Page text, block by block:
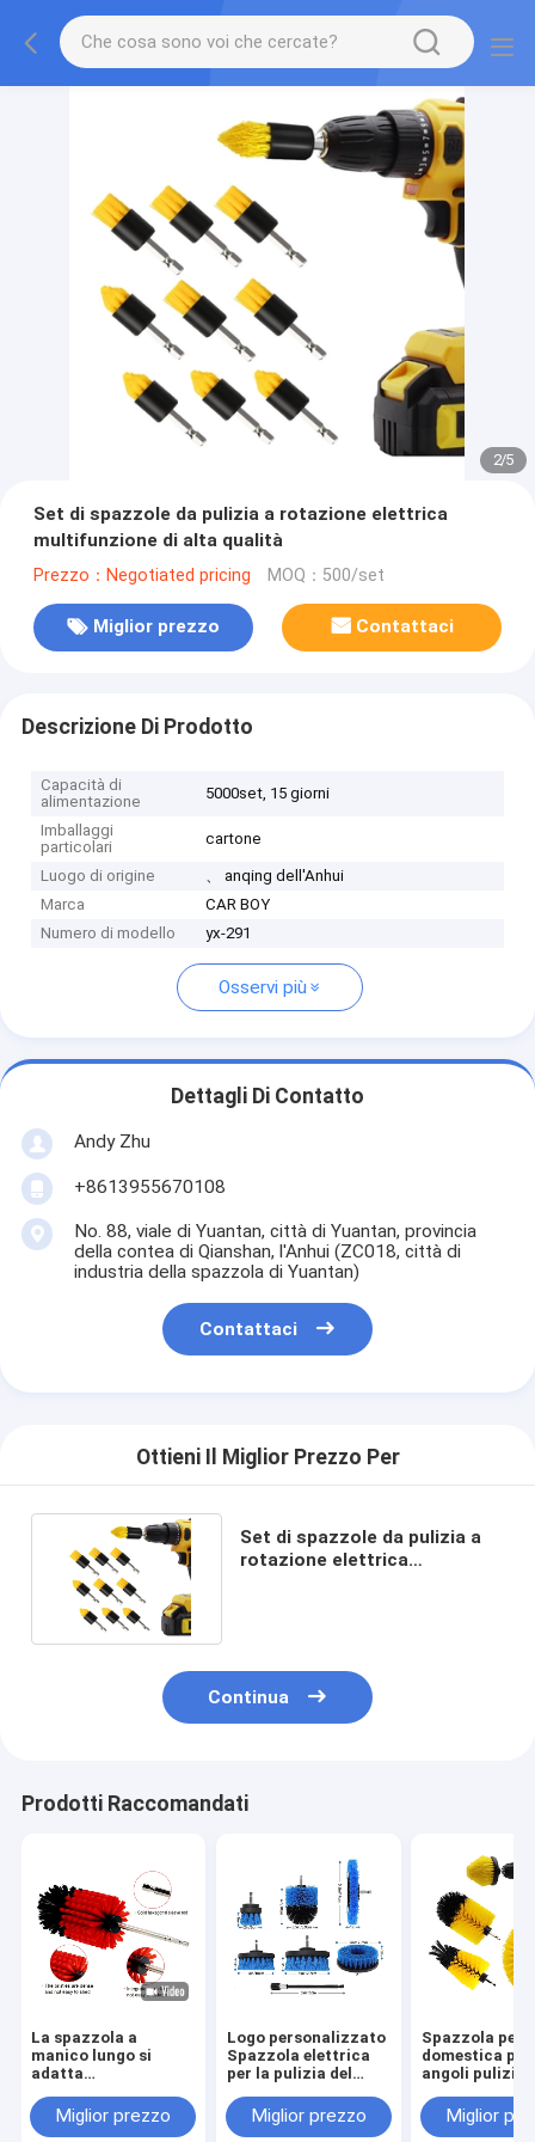
2/5
Set di spazzole da pulizia a rotazione elettrica
multifunzione di alta qualità
Prezzo：Negotiated pricing MOQ：500/set
Miglior prezzo Contattaci
Descrizione Di Prodotto
Capacità di
alimentazione
5000set, 15 giorni
Imballaggi
particolari
cartone
Luogo di origine
、 anqing dell'Anhui
Marca
CAR BOY
Numero di modello
yx-291
Osservi più
Dettagli Di Contatto
Andy Zhu
+8613955670108
No. 88, viale di Yuantan, città di Yuantan, provincia
della contea di Qianshan, l'Anhui (ZC018, città di
industria della spazzola di Yuantan)
Contattaci
Ottieni Il Miglior Prezzo Per
Set di spazzole da pulizia a
rotazione elettrica
Continua
Prodotti Raccomandati
La spazzola a
manico lungo si
adatta
angoliMiglior prezzo
Logo personalizzato
Spazzola elettrica
per la pulizia del
Miglior prezzo
Spazzola per
domestica
angoli pulizia
elettrica
bordo 4pcs
Miglior